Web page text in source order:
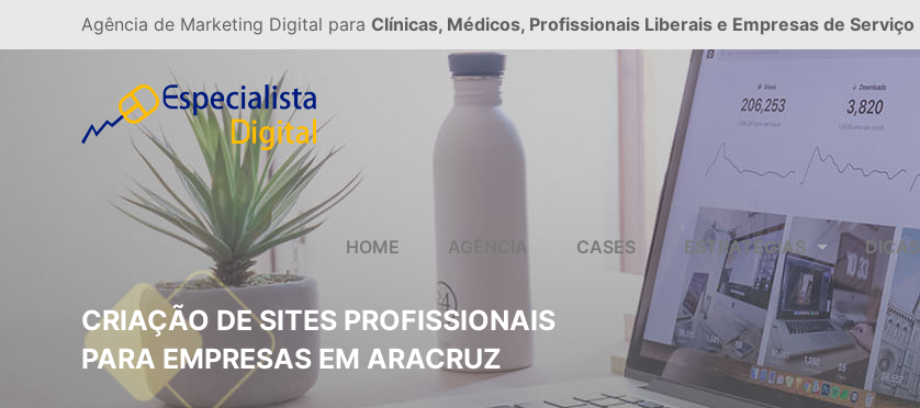
Agência de Marketing Digital para Clínicas, Médicos, Profissionais Liberais e Empresas de Serviço
HOME AGÊNCIA CASES ESTRATÉGIAS DICAS
CRIAÇÃO DE SITES PROFISSIONAIS
PARA EMPRESAS EM ARACRUZ